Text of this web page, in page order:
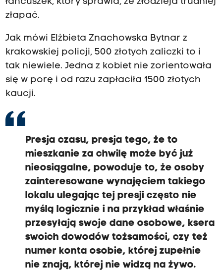
złapać.
Jak mówi Elżbieta Znachowska Bytnar z
krakowskiej policji, 500 złotych zaliczki to i
tak niewiele. Jedna z kobiet nie zorientowała
się w porę i od razu zapłaciła 1500 złotych
kaucji.
Presja czasu, presja tego, że to
mieszkanie za chwilę może być już
nieosiągalne, powoduje to, że osoby
zainteresowane wynajęciem takiego
lokalu ulegając tej presji często nie
myślą logicznie i na przykład właśnie
przesyłają swoje dane osobowe, ksera
swoich dowodów tożsamości, czy też
numer konta osobie, której zupełnie
nie znają, której nie widzą na żywo.